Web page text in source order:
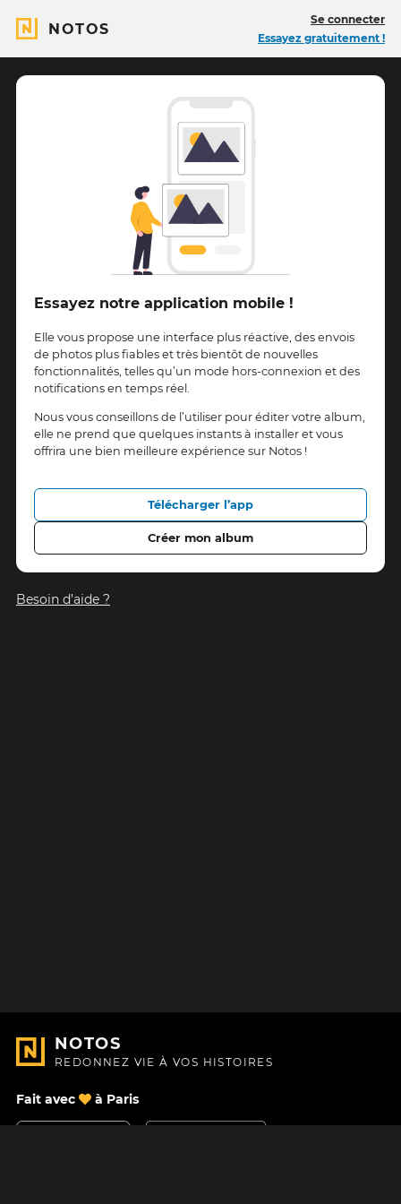
NOTOS
Se connecter
Essayez gratuitement !
Essayez notre application mobile !
Elle vous propose une interface plus réactive, des envois
de photos plus fiables et très bientôt de nouvelles
fonctionnalités, telles qu’un mode hors-connexion et des
notifications en temps réel.
Nous vous conseillons de l’utiliser pour éditer votre album,
elle ne prend que quelques instants à installer et vous
offrira une bien meilleure expérience sur Notos !
Créer mon album
Télécharger l’app
Besoin d’aide ?
NOTOS
REDONNEZ VIE À VOS HISTOIRES
Fait avec à Paris